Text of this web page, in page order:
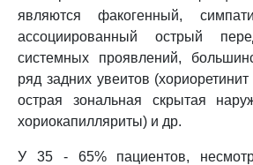
являются факогенный,
ассоциированный острый
системных проявлений,
ряд задних увеитов
острая зональная скрытая
хориокапилляриты) и др.
У 35 - 65% пациентов,